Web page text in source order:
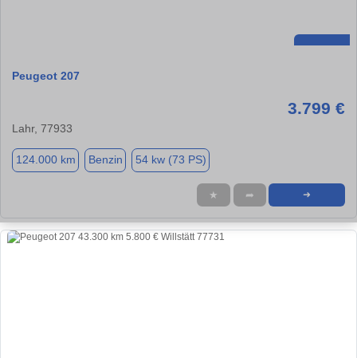
Peugeot 207
3.799 €
Lahr, 77933
124.000 km Benzin 54 kw (73 PS)
★ ➦ ➜